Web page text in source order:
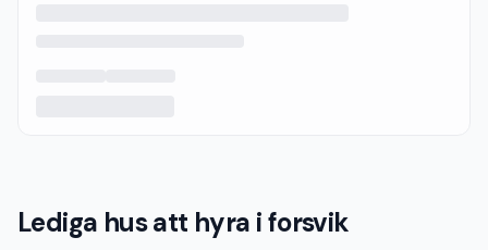
Lediga hus att hyra i forsvik